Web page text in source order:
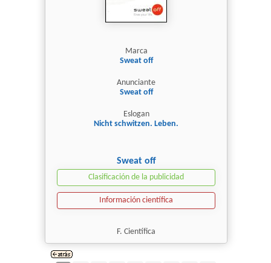
Marca
Sweat off
Anunciante
Sweat off
Eslogan
Nicht schwitzen. Leben.
Sweat off
Clasificación de la publicidad
Información científica
F. Científica